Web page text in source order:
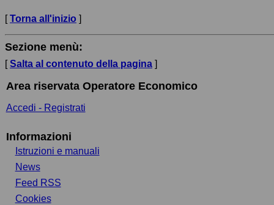
[Torna all'inizio ]
Sezione menù:
[Salta al contenuto della pagina ]
Area riservata Operatore Economico
Accedi - Registrati
Informazioni
Istruzioni e manuali
News
Feed RSS
Cookies